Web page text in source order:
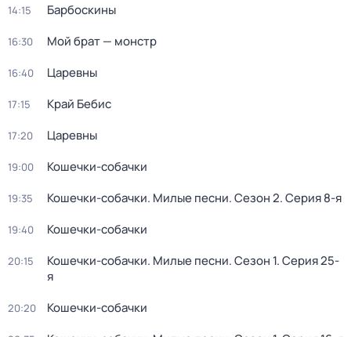
14:15 Барбоскины
16:30 Мой брат — монстр
16:40 Царевны
17:15 Край Бебис
17:20 Царевны
19:00 Кошечки-собачки
19:35 Кошечки-собачки. Милые песни. Сезон 2. Серия 8-я
19:40 Кошечки-собачки
20:15 Кошечки-собачки. Милые песни. Сезон 1. Серия 25-
я
20:20 Кошечки-собачки